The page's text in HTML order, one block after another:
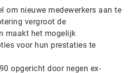
om nieuwe medewerkers aan te
vergroot de
maakt het mogelijk
voor hun prestaties te
opgericht door negen ex-